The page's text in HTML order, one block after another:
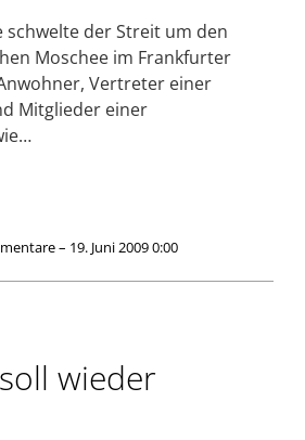
schwelte der Streit um den
Moschee im Frankfurter
Vertreter einer
Mitglieder einer
– 19. Juni 2009 0:00
wieder